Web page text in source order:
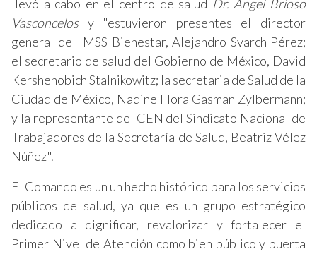
llevó a cabo en el centro de salud Dr. Ángel Brioso
Vasconcelosy "estuvieron presentes el director
general del IMSS Bienestar, Alejandro Svarch Pérez;
el secretario de salud del Gobierno de México, David
Kershenobich Stalnikowitz; la secretaria de Salud de la
Ciudad de México, Nadine Flora Gasman Zylbermann;
y la representante del CEN del Sindicato Nacional de
Trabajadores de la Secretaría de Salud, Beatriz Vélez
Núñez".
El Comando es un un hecho histórico para los servicios
públicos de salud, ya que es un grupo estratégico
dedicado a dignificar, revalorizar y fortalecer el
Primer Nivel de Atención como bien público y puerta